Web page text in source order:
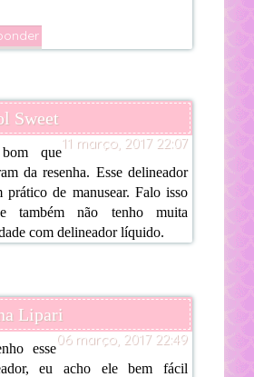
Sweet
11 março, 2017 22:07
que
da resenha. Esse delineador
prático de manusear. Falo isso
também não tenho muita
com delineador líquido.
Lipari
06 março, 2017 22:49
esse
eu acho ele bem fácil